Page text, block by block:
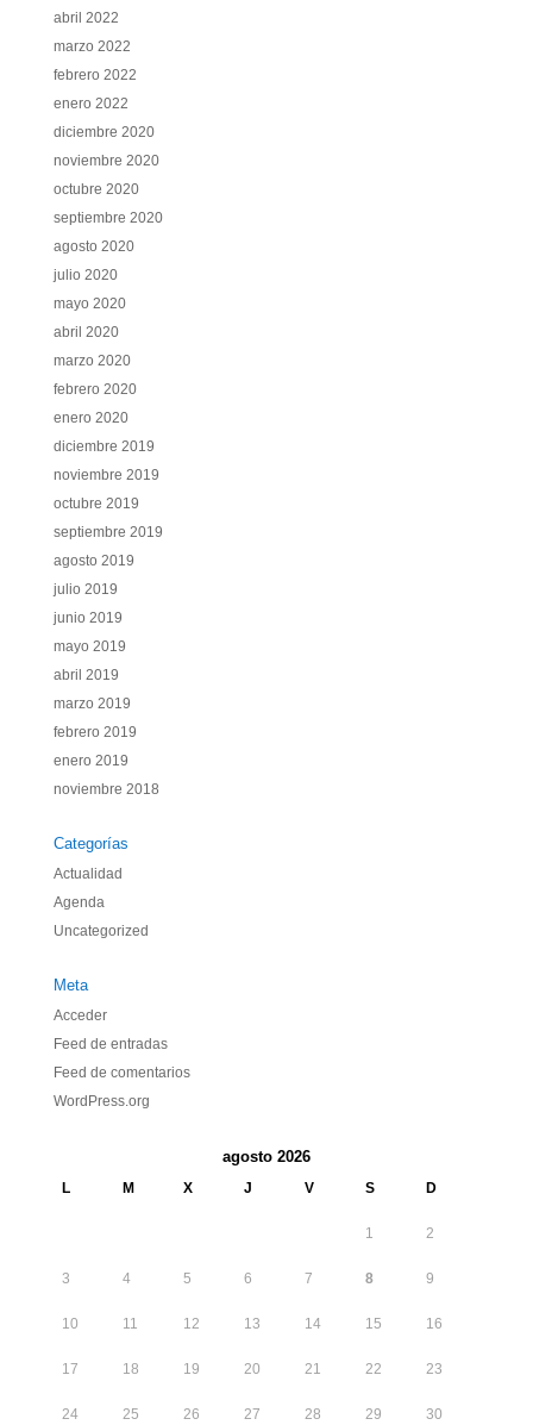
abril 2022
marzo 2022
febrero 2022
enero 2022
diciembre 2020
noviembre 2020
octubre 2020
septiembre 2020
agosto 2020
julio 2020
mayo 2020
abril 2020
marzo 2020
febrero 2020
enero 2020
diciembre 2019
noviembre 2019
octubre 2019
septiembre 2019
agosto 2019
julio 2019
junio 2019
mayo 2019
abril 2019
marzo 2019
febrero 2019
enero 2019
noviembre 2018
Categorías
Actualidad
Agenda
Uncategorized
Meta
Acceder
Feed de entradas
Feed de comentarios
WordPress.org
agosto 2026
L M X J V S D
1 2
3 4 5 6 7 8 9
10 11 12 13 14 15 16
17 18 19 20 21 22 23
24 25 26 27 28 29 30